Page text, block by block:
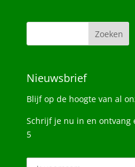
Nieuwsbrief
Blijf op de hoogte van al
Schrijf je nu in en ontvang
5